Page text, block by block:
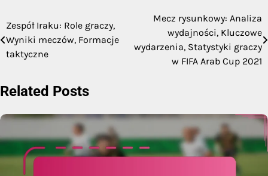
Post
navigation
Zespół Iraku: Role graczy,
Wyniki meczów, Formacje
taktyczne
Mecz rysunkowy: Analiza
wydajności, Kluczowe
wydarzenia, Statystyki graczy
w FIFA Arab Cup 2021
Related Posts